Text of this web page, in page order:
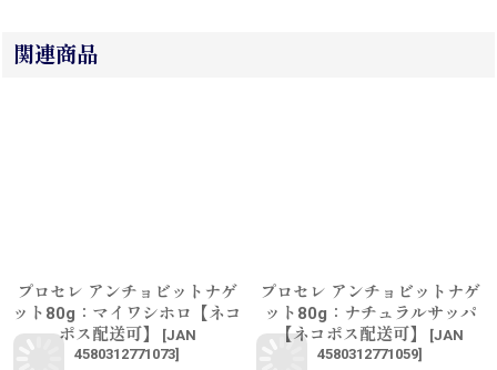
関連商品
プロセレ アンチョビットナゲ
ット80g：マイワシホロ【ネコ
ポス配送可】
[JAN
4580312771073]
プロセレ アンチョビットナゲ
ット80g：ナチュラルサッパ
【ネコポス配送可】
[JAN
4580312771059]